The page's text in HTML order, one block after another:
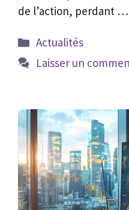
de l’action, perdant …
Catégories
Actualités
Laisser un